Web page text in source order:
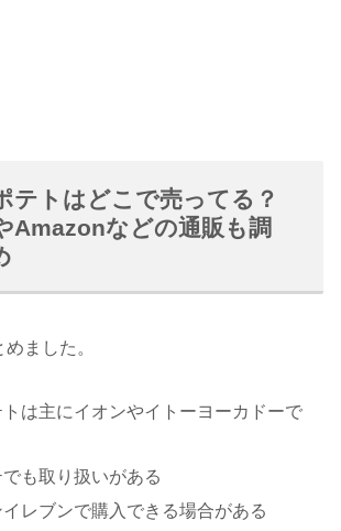
テトはどこで売ってる？
Amazonなどの通販も調
ました。
は主にイオンやイトーヨーカドーで
でも取り扱いがある
レブンで購入できる場合がある